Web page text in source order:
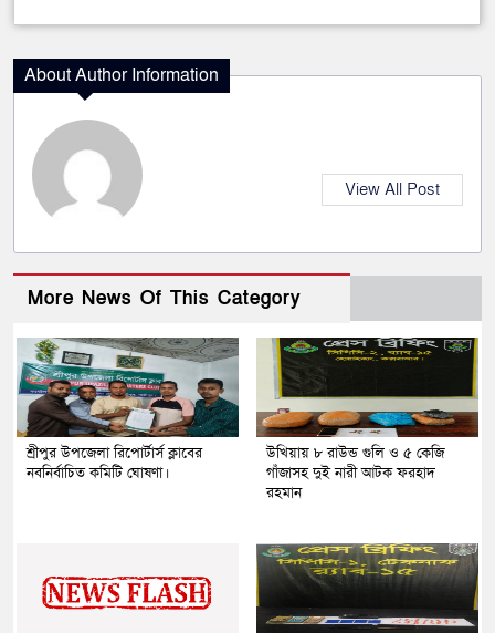
About Author Information
View All Post
More News Of This Category
শ্রীপুর উপজেলা রিপোর্টার্স ক্লাবের
নবনির্বাচিত কমিটি ঘোষণা।
উখিয়ায় ৮ রাউন্ড গুলি ও ৫ কেজি
গাঁজাসহ দুই নারী আটক ফরহাদ
রহমান